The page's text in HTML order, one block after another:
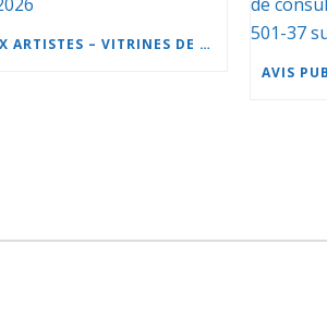
APPEL AUX ARTISTES – VITRINES DE NOËL 2026